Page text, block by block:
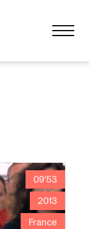
09'53
2013
France